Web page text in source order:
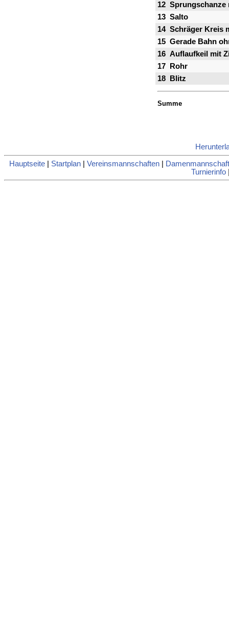
12 Sprungschanze
13 Salto
14 Schräger Kreis
15 Gerade Bahn
16 Auflaufkeil mit
17
Rohr
18
Blitz
Summe
Hauptseite| Startplan| Vereinsmannschaften|
Turnierinfo